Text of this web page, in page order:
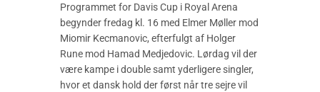
Programmet for Davis Cup i Royal Arena
begynder fredag kl. 16 med Elmer Møller mod
Miomir Kecmanovic, efterfulgt af Holger
Rune mod Hamad Medjedovic. Lørdag vil der
være kampe i double samt yderligere singler,
hvor et dansk hold der først når tre sejre vil